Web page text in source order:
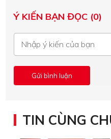
Ý KIẾN BẠN ĐỌC (0)
TIN CÙNG